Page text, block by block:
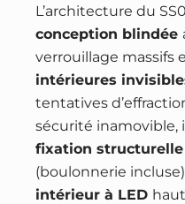
L’architecture du
conception blindée
verrouillage massifs
intérieures
tentatives
sécurité inamovible,
fixation
(boulonnerie
intérieur à LED